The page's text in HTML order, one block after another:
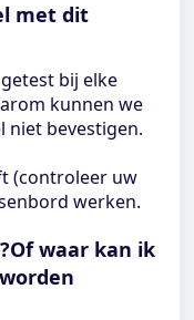
met dit
bij elke
kunnen we
niet bevestigen.
(controleer uw
werken.
waar kan ik